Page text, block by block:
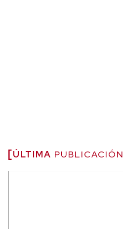
ÚLTIMA PUBLICACIÓN